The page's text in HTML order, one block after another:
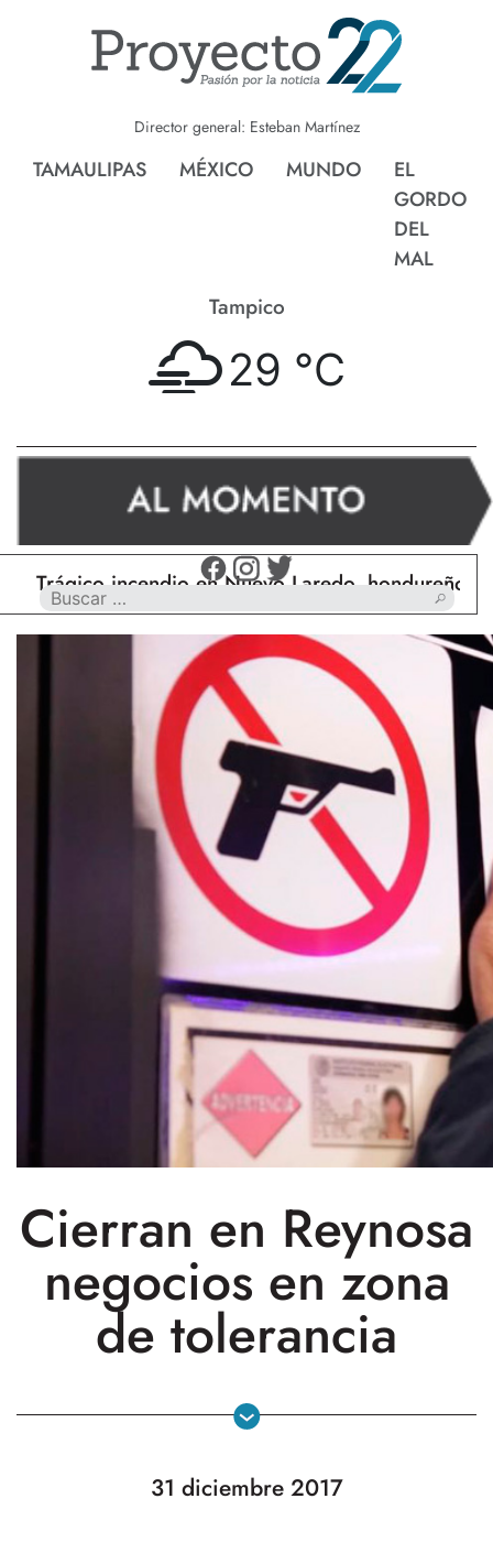
Director general: Esteban Martínez
TAMAULIPAS MÉXICO MUNDO
EL
GORDO
DEL
MAL
Tampico
29 °C
incendio en Nuevo Laredo, hondureño muere
Cierran en Reynosa
negocios en zona
de tolerancia
31 diciembre 2017